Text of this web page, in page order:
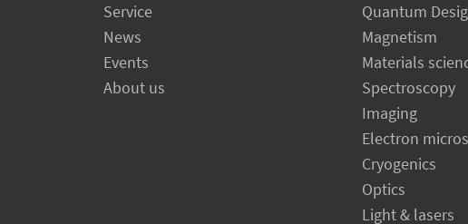
Service
News
Events
About us
Quantum
Magnetism
Materials
Spectroscopy
Imaging
Electron
Cryogenics
Optics
Light & lasers